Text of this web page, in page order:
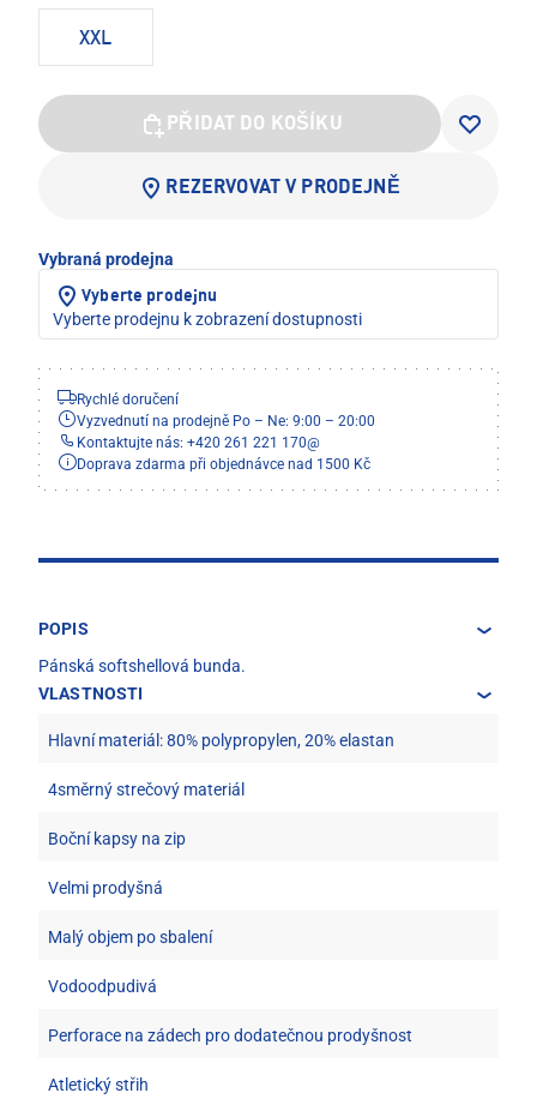
XXL
PŘIDAT DO KOŠÍKU
REZERVOVAT V PRODEJNĚ
Vybraná prodejna
Vyberte prodejnu
Vyberte prodejnu k zobrazení dostupnosti
Rychlé doručení
Vyzvednutí na prodejně Po – Ne: 9:00 – 20:00
Kontaktujte nás: +420 261 221 170@
Doprava zdarma při objednávce nad 1500 Kč
POPIS
Pánská softshellová bunda.
VLASTNOSTI
Hlavní materiál: 80% polypropylen, 20% elastan
4směrný strečový materiál
Boční kapsy na zip
Velmi prodyšná
Malý objem po sbalení
Vodoodpudivá
Perforace na zádech pro dodatečnou prodyšnost
Atletický střih